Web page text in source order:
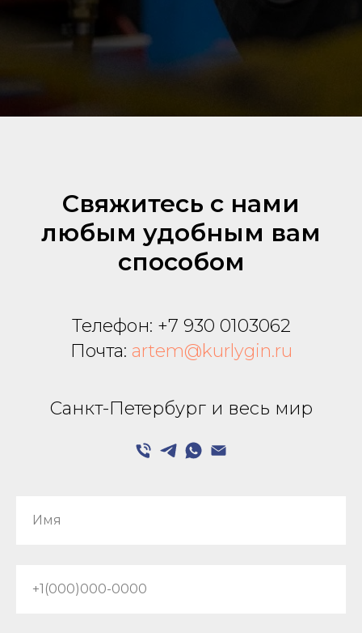
Свяжитесь с нами
любым удобным вам
способом
Телефон: +7 930 0103062
Почта: artem@kurlygin.ru
Санкт-Петербург и весь мир
Имя
+1(000)000-0000